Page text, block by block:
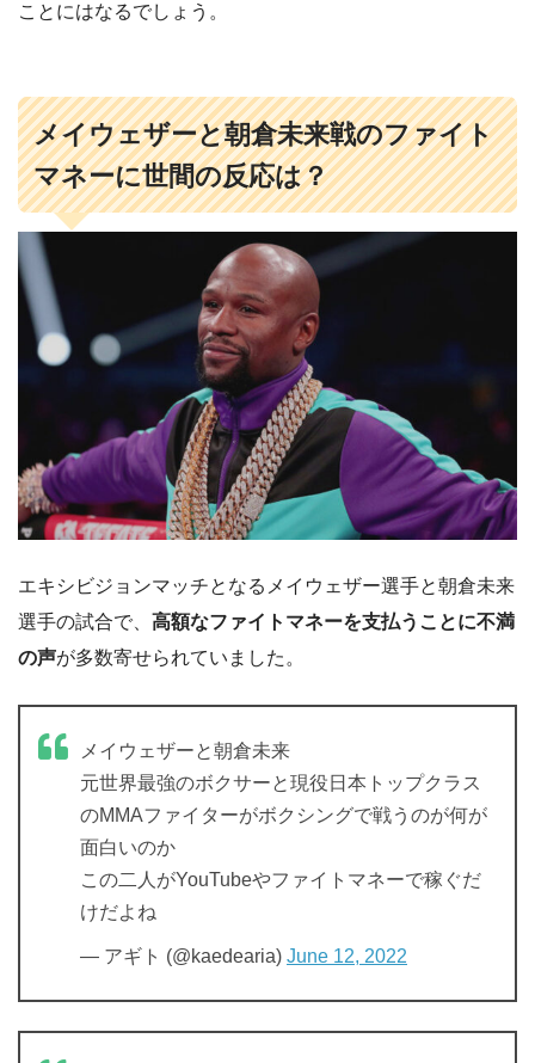
ことにはなるでしょう。
メイウェザーと朝倉未来戦のファイト
マネーに世間の反応は？
エキシビジョンマッチとなるメイウェザー選手と朝倉未来
選手の試合で、 高額なファイトマネーを支払うことに不満
の声が多数寄せられていました。
メイウェザーと朝倉未来
元世界最強のボクサーと現役日本トップクラス
のMMAファイターがボクシングで戦うのが何が
面白いのか
この二人がYouTubeやファイトマネーで稼ぐだ
けだよね
— アギト (@kaedearia) June 12, 2022